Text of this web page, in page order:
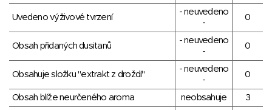
Uvedeno výživové tvrzení
- neuvedeno
-
0
Obsah přidaných dusitanů
- neuvedeno
-
0
Obsahuje složku "extrakt z droždí"
- neuvedeno
-
0
Obsah blíže neurčeného aroma neobsahuje
3